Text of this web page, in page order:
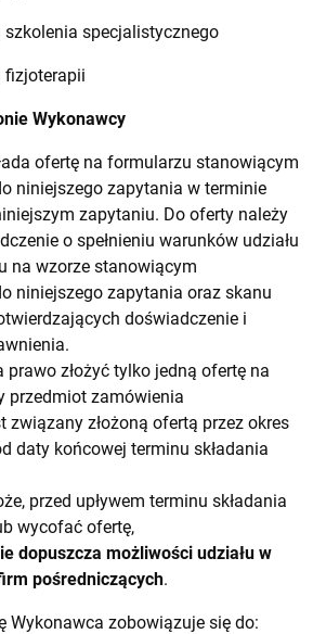
szkolenia specjalistycznego
fizjoterapii
Wykonawcy
ofertę na formularzu stanowiącym
niniejszego zapytania w terminie
zapytaniu. Do oferty należy
o spełnieniu warunków udziału
na wzorze stanowiącym
niniejszego zapytania oraz skanu
doświadczenie i
prawo złożyć tylko jedną ofertę na
przedmiot zamówienia
związany złożoną ofertą przez okres
daty końcowej terminu składania
przed upływem terminu składania
wycofać ofertę,
dopuszcza możliwości udziału w
pośredniczących.
Wykonawca zobowiązuje się do: